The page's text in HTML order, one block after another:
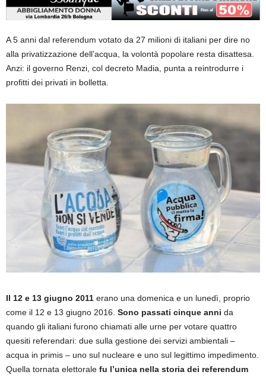
A 5 anni dal referendum votato da 27 milioni di italiani per dire no
alla privatizzazione dell’acqua, la volontà popolare resta disattesa.
Anzi: il governo Renzi, col decreto Madia, punta a reintrodurre i
profitti dei privati in bolletta.
Il 12 e 13 giugno 2011 erano una domenica e un lunedì, proprio
come il 12 e 13 giugno 2016. Sono passati cinque anni da
quando gli italiani furono chiamati alle urne per votare quattro
quesiti referendari: due sulla gestione dei servizi ambientali –
acqua in primis – uno sul nucleare e uno sul legittimo impedimento.
Quella tornata elettorale fu l’unica nella storia dei referendum